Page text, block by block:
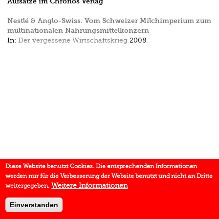
Nestlé & Anglo-Swiss. Vom Schweizer Milchimperium zum
multinationalen Nahrungsmittelkonzern
In: Der vergessene Wirtschaftskrieg 2008.
Diese Website benutzt Cookies. Die entsprechenden Informationen
werden nur für die Verbesserung der Website benutzt und nicht an Dritte
weitergegeben. Weitere Informationen
Einverstanden